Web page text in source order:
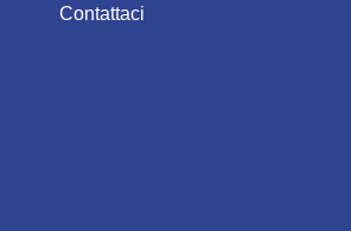
Contattaci